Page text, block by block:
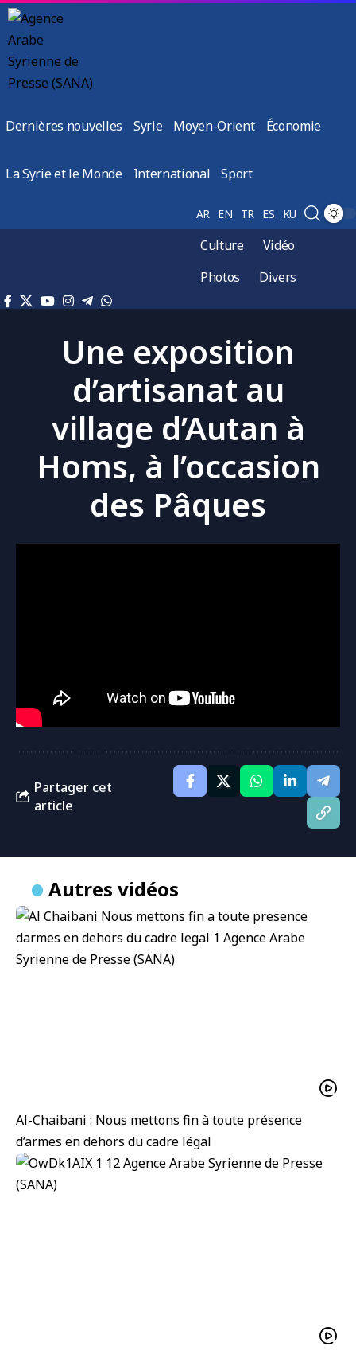
Dernières nouvelles Syrie Moyen-Orient Économie
La Syrie et le Monde International Sport
AR EN TR ES KU
Culture
Vidéo
Photos
Divers
Une exposition
d’artisanat au
village d’Autan à
Homs, à l’occasion
des Pâques
Partager cet
article
Autres vidéos
Al-Chaibani : Nous mettons fin à toute présence
d’armes en dehors du cadre légal